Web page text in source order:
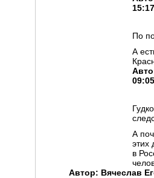
15:17
По
А
09:05
А
этих
в
Автор: Вячеслав